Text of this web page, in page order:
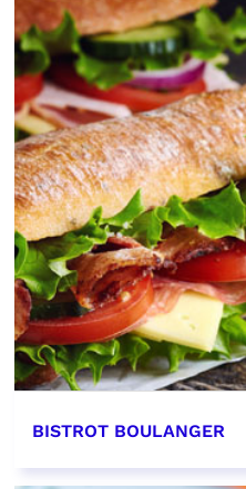
BISTROT BOULANGER